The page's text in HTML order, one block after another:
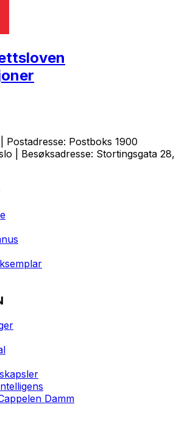
| Postadresse: Postboks 1900
| Besøksadresse: Stortingsgata 28,
Damm